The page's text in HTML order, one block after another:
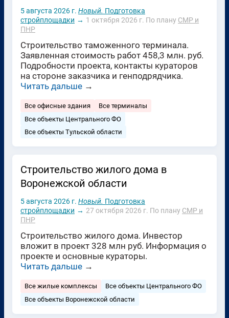
5 августа 2026 г. Новый. Подготовка
стройплощадки → 1 октября 2026 г. По плану СМР и
ПНР
Строительство таможенного терминала.
Заявленная стоимость работ 458,3 млн. руб.
Подробности проекта, контакты кураторов
на стороне заказчика и генподрядчика.
Читать дальше →
Все офисные здания
Все терминалы
Все объекты Центрального ФО
Все объекты Тульской области
Строительство жилого дома в
Воронежской области
5 августа 2026 г. Новый. Подготовка
стройплощадки → 27 октября 2026 г. По плану СМР и
ПНР
Строительство жилого дома. Инвестор
вложит в проект 328 млн руб. Информация о
проекте и основные кураторы.
Читать дальше →
Все жилые комплексы
Все объекты Центрального ФО
Все объекты Воронежской области